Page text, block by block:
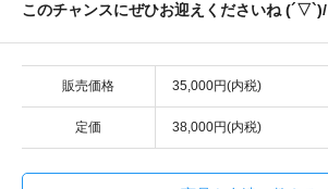
このチャンスにぜひお迎えくださいね (´▽`)/
販売価格 35,000円(内税)
定価 38,000円(内税)